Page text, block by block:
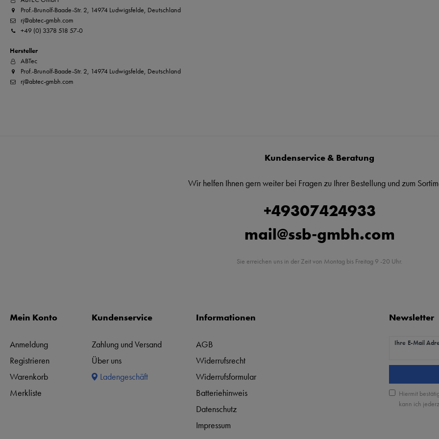
Prof.-Brunolf-Baade-Str. 2, 14974 Ludwigsfelde, Deutschland
rj@abtec-gmbh.com
+49 (0) 3378 518 57-0
Hersteller
ABTec
Prof.-Brunolf-Baade-Str. 2, 14974 Ludwigsfelde, Deutschland
rj@abtec-gmbh.com
Kundenservice & Beratung
Wir helfen Ihnen gern weiter bei Fragen zu Ihrer Bestellung und zum
+49307424933
mail@ssb-gmbh.com
Sie erreichen uns in der Zeit von Montag bis Freitag 9 -20 Uhr.
Mein Konto
Anmeldung
Registrieren
Warenkorb
Merkliste
Kundenservice
Zahlung und Versand
Über uns
Ladengeschäft
Informationen
AGB
Widerrufsrecht
Widerrufsformular
Batteriehinweis
Datenschutz
Impressum
Newsletter
Ihre E-Mail
Newsletter
Hiermit
kann ich